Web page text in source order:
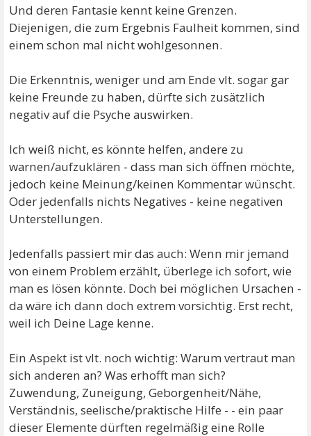
Und deren Fantasie kennt keine Grenzen.
Diejenigen, die zum Ergebnis Faulheit kommen, sind
einem schon mal nicht wohlgesonnen.
Die Erkenntnis, weniger und am Ende vlt. sogar gar
keine Freunde zu haben, dürfte sich zusätzlich
negativ auf die Psyche auswirken.
Ich weiß nicht, es könnte helfen, andere zu
warnen/aufzuklären - dass man sich öffnen möchte,
jedoch keine Meinung/keinen Kommentar wünscht.
Oder jedenfalls nichts Negatives - keine negativen
Unterstellungen.
Jedenfalls passiert mir das auch: Wenn mir jemand
von einem Problem erzählt, überlege ich sofort, wie
man es lösen könnte. Doch bei möglichen Ursachen -
da wäre ich dann doch extrem vorsichtig. Erst recht,
weil ich Deine Lage kenne.
Ein Aspekt ist vlt. noch wichtig: Warum vertraut man
sich anderen an? Was erhofft man sich?
Zuwendung, Zuneigung, Geborgenheit/Nähe,
Verständnis, seelische/praktische Hilfe - - ein paar
dieser Elemente dürften regelmäßig eine Rolle